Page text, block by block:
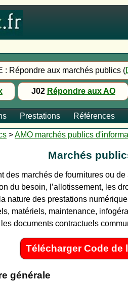
: Répondre aux marchés publics (
J02 Répondre aux AO
Prestations Références
>AMO marchés publics
Marchés
des marchés de fournitures ou
du besoin, l’allotissement, les
nature des prestations
matériels, maintenance,
documents contractuels
Télécharger Code de
générale